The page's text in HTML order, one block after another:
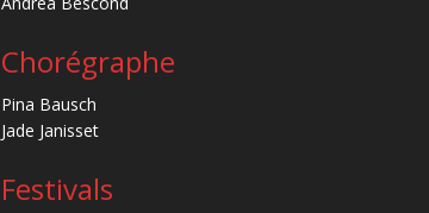
Chorégraphe
Pina Bausch
Jade Janisset
Festivals